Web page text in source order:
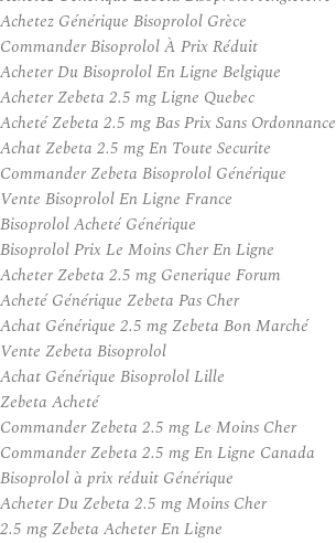
Achetez Générique Bisoprolol Grèce
Commander Bisoprolol À Prix Réduit
Acheter Du Bisoprolol En Ligne Belgique
Acheter Zebeta 2.5 mg Ligne Quebec
Acheté Zebeta 2.5 mg Bas Prix Sans Ordonnance
Achat Zebeta 2.5 mg En Toute Securite
Commander Zebeta Bisoprolol Générique
Vente Bisoprolol En Ligne France
Bisoprolol Acheté Générique
Bisoprolol Prix Le Moins Cher En Ligne
Acheter Zebeta 2.5 mg Generique Forum
Acheté Générique Zebeta Pas Cher
Achat Générique 2.5 mg Zebeta Bon Marché
Vente Zebeta Bisoprolol
Achat Générique Bisoprolol Lille
Zebeta Acheté
Commander Zebeta 2.5 mg Le Moins Cher
Commander Zebeta 2.5 mg En Ligne Canada
Bisoprolol à prix réduit Générique
Acheter Du Zebeta 2.5 mg Moins Cher
2.5 mg Zebeta Acheter En Ligne